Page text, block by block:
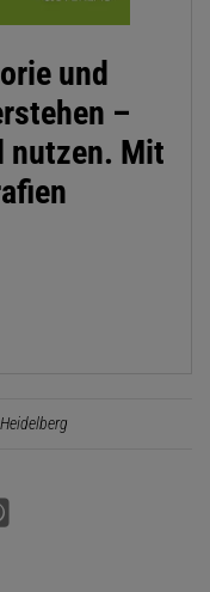
und
–
nutzen. Mit